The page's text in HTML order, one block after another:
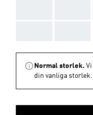
Normal storlek.
din vanliga storlek.